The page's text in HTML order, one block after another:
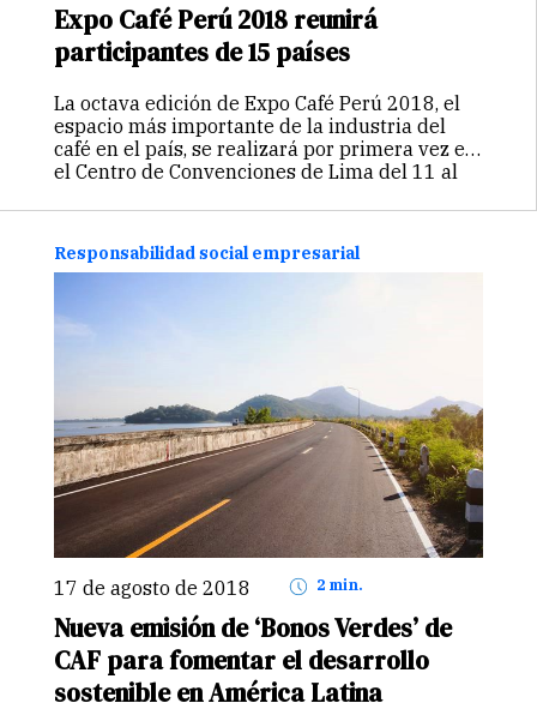
Expo Café Perú 2018 reunirá
participantes de 15 países
La octava edición de Expo Café Perú 2018, el
espacio más importante de la industria del
café en el país, se realizará por primera vez en
el Centro de Convenciones de Lima del 11 al
Responsabilidad social empresarial
17 de agosto de 2018 2 min.
Nueva emisión de ‘Bonos Verdes’ de
CAF para fomentar el desarrollo
sostenible en América Latina